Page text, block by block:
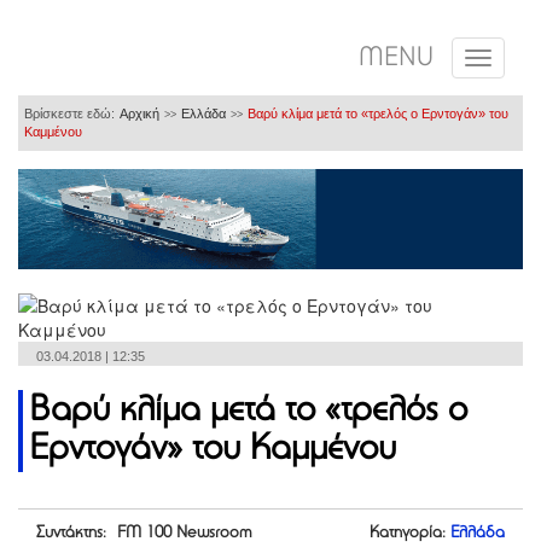
MENU
Βρίσκεστε εδώ: Αρχική >> Ελλάδα >> Βαρύ κλίμα μετά το «τρελός ο Ερντογάν» του
Καμμένου
03.04.2018 | 12:35
Βαρύ κλίμα μετά το «τρελός ο
Ερντογάν» του Καμμένου
Συντάκτης: FM 100 Newsroom Κατηγορία: Ελλάδα